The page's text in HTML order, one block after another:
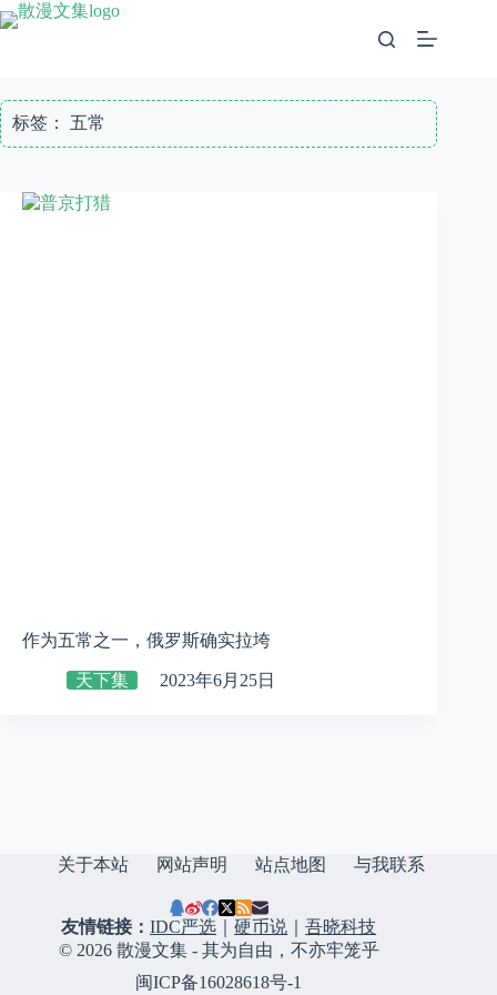
跳
至
标签： 五常
作为五常之一，俄罗斯确实拉垮
天下集 2023年6月25日
关于本站 网站声明 站点地图 与我联系
友情链接：IDC严选 ｜硬币说 ｜吾晓科技
© 2026 散漫文集 - 其为自由，不亦牢笼乎
闽ICP备16028618号-1